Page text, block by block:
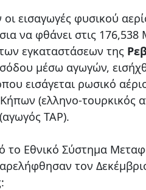
εισαγωγές φυσικού
να φθάνει στις
εγκαταστάσεων της
μέσω αγωγών,
εισάγεται ρωσικό
(ελληνο-τουρκικός
ΤΑΡ).
το Εθνικό Σύστημα
τον